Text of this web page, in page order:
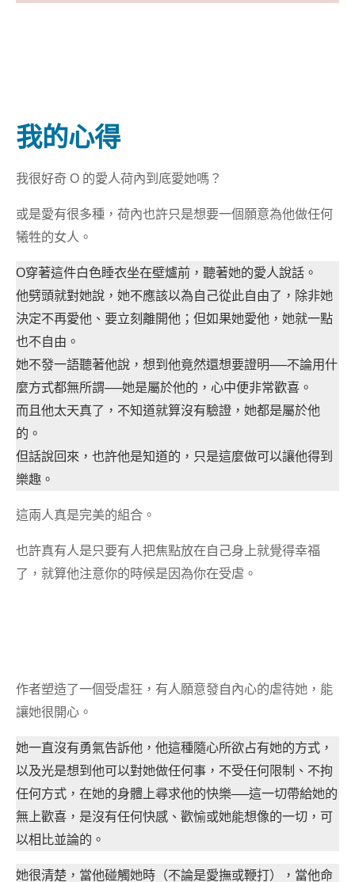
我的心得
我很好奇 O 的愛人荷內到底愛她嗎？
或是愛有很多種，荷內也許只是想要一個願意為他做任何
犧牲的女人。
O穿著這件白色睡衣坐在壁爐前，聽著她的愛人說話。
他劈頭就對她說，她不應該以為自己從此自由了，除非她
決定不再愛他、要立刻離開他；但如果她愛他，她就一點
也不自由。
她不發一語聽著他說，想到他竟然還想要證明──不論用什
麼方式都無所謂──她是屬於他的，心中便非常歡喜。
而且他太天真了，不知道就算沒有驗證，她都是屬於他
的。
但話說回來，也許他是知道的，只是這麼做可以讓他得到
樂趣。
這兩人真是完美的組合。
也許真有人是只要有人把焦點放在自己身上就覺得幸福
了，就算他注意你的時候是因為你在受虐。
作者塑造了一個受虐狂，有人願意發自內心的虐待她，能
讓她很開心。
她一直沒有勇氣告訴他，他這種隨心所欲占有她的方式，
以及光是想到他可以對她做任何事，不受任何限制、不拘
任何方式，在她的身體上尋求他的快樂──這一切帶給她的
無上歡喜，是沒有任何快感、歡愉或她能想像的一切，可
以相比並論的。
她很清楚，當他碰觸她時（不論是愛撫或鞭打），當他命